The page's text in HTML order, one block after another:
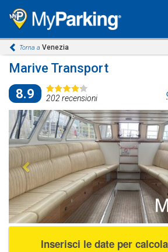
Torna a Venezia
Marive Transport
8.9
202 recensioni
Previous
Inserisci le date per